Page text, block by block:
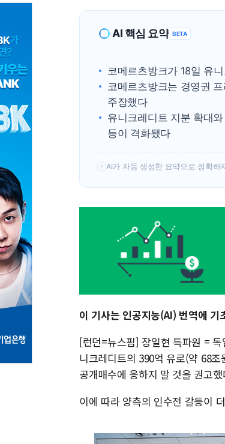
AI 핵심 요약 BETA
코메르츠방크가 18일 유
코메르츠방크는 경영권
주장했다
유니크레디트 지분 확대
등이 격화됐다
! AI가 자동 생성한 요약으로 정확하
이 기사는 인공지능(AI) 번역에
[런던=뉴스핌] 장일현 특파원 =
니크레디트의 390억 유로(약 68
공개매수에 응하지 말 것을 권고했
이에 따라 양측의 인수전 갈등이